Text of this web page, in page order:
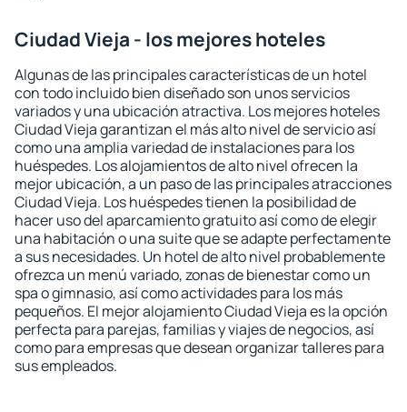
Ciudad Vieja - los mejores hoteles
Algunas de las principales características de un hotel
con todo incluido bien diseñado son unos servicios
variados y una ubicación atractiva. Los mejores hoteles
Ciudad Vieja garantizan el más alto nivel de servicio así
como una amplia variedad de instalaciones para los
huéspedes. Los alojamientos de alto nivel ofrecen la
mejor ubicación, a un paso de las principales atracciones
Ciudad Vieja. Los huéspedes tienen la posibilidad de
hacer uso del aparcamiento gratuito así como de elegir
una habitación o una suite que se adapte perfectamente
a sus necesidades. Un hotel de alto nivel probablemente
ofrezca un menú variado, zonas de bienestar como un
spa o gimnasio, así como actividades para los más
pequeños. El mejor alojamiento Ciudad Vieja es la opción
perfecta para parejas, familias y viajes de negocios, así
como para empresas que desean organizar talleres para
sus empleados.